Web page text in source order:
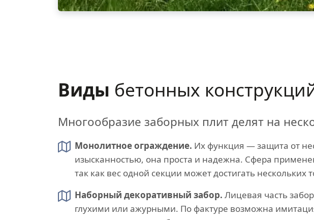
Виды бетонных
Многообразие заборных плит делят на
Монолитное ограждение. Их функция — защита от
изысканностью, она проста и надежна. Сфера
так как вес одной секции может достигать нескольких
Наборный декоративный забор. Лицевая часть
глухими или ажурными. По фактуре возможна